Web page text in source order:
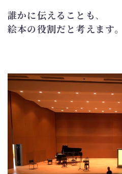
誰かに伝えることも、
絵本の役割だと考えます。